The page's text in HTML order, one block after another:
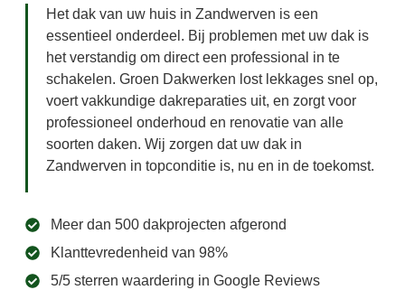
Het dak van uw huis in Zandwerven is een
essentieel onderdeel. Bij problemen met uw dak is
het verstandig om direct een professional in te
schakelen. Groen Dakwerken lost lekkages snel op,
voert vakkundige dakreparaties uit, en zorgt voor
professioneel onderhoud en renovatie van alle
soorten daken. Wij zorgen dat uw dak in
Zandwerven in topconditie is, nu en in de toekomst.
Meer dan 500 dakprojecten afgerond
Klanttevredenheid van 98%
5/5 sterren waardering in Google Reviews